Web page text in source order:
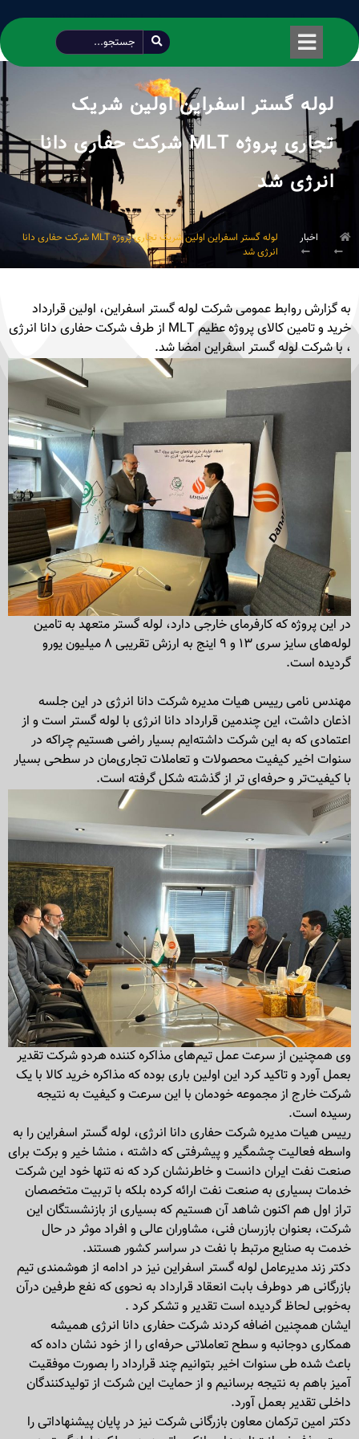
طراحی شده توسط محمود سیفی | 4215 887 0915
لوله گستر اسفراین اولین شریک
تجاری پروژه MLT شرکت حفاری دانا
انرژی شد
اخبار
لوله گستر اسفراین اولین شریک تجاری پروژه MLT شرکت حفاری دانا
انرژی شد
به گزارش روابط عمومی شرکت لوله گستر اسفراین، اولین قرارداد
خرید و تامین کالای پروژه عظیم MLT از طرف شرکت حفاری دانا انرژی
، با شرکت لوله گستر اسفراین امضا شد.
در این پروژه که کارفرمای خارجی دارد، لوله گستر متعهد به تامین
لوله‌های سایز سری ۱۳ و ۹ اینج به ارزش تقریبی ۸ میلیون یورو
گردیده است.
مهندس نامی رییس هیات مدیره شرکت دانا انرژی در این جلسه
اذعان داشت، این چندمین قرارداد دانا انرژی با لوله گستر است و از
اعتمادی که به این شرکت داشته‌ایم بسیار راضی هستیم چراکه در
سنوات اخیر کیفیت محصولات و تعاملات تجاری‌مان در سطحی بسیار
با کیفیت‌تر و حرفه‌ای تر از گذشته شکل گرفته است.
وی همچنین از سرعت عمل تیم‌های مذاکره کننده هردو شرکت تقدیر
بعمل آورد و تاکید کرد این اولین باری بوده که مذاکره خرید کالا با یک
شرکت خارج از مجموعه خودمان با این سرعت و کیفیت به نتیجه
رسیده است.
رییس هیات مدیره شرکت حفاری دانا انرژی، لوله گستر اسفراین را به
واسطه فعالیت چشمگیر و پیشرفتی که داشته ، منشا خیر و برکت برای
صنعت نفت ایران دانست و خاطرنشان کرد که نه تنها خود این شرکت
خدمات بسیاری به صنعت نفت ارائه کرده بلکه با تربیت متخصصان
تراز اول هم اکنون شاهد آن هستیم که بسیاری از بازنشستگان این
شرکت، بعنوان بازرسان فنی، مشاوران عالی و افراد موثر در حال
خدمت به صنایع مرتبط با نفت در سراسر کشور هستند.
دکتر زند مدیرعامل لوله گستر اسفراین نیز در ادامه از هوشمندی تیم
بازرگانی هر دوطرف بابت انعقاد قرارداد به نحوی که نفع طرفین درآن
به‌خوبی لحاظ گردیده است تقدیر و تشکر کرد .
ایشان همچنین اضافه کردند شرکت حفاری دانا انرژی همیشه
همکاری دوجانبه و سطح تعاملاتی حرفه‌ای را از خود نشان داده که
باعث شده طی سنوات اخیر بتوانیم چند قرارداد را بصورت موفقیت
آمیز باهم به نتیجه برسانیم و از حمایت این شرکت از تولیدکنندگان
داخلی تقدیر بعمل آورد.
دکتر امین ترکمان معاون بازرگانی شرکت نیز در پایان پیشنهاداتی را